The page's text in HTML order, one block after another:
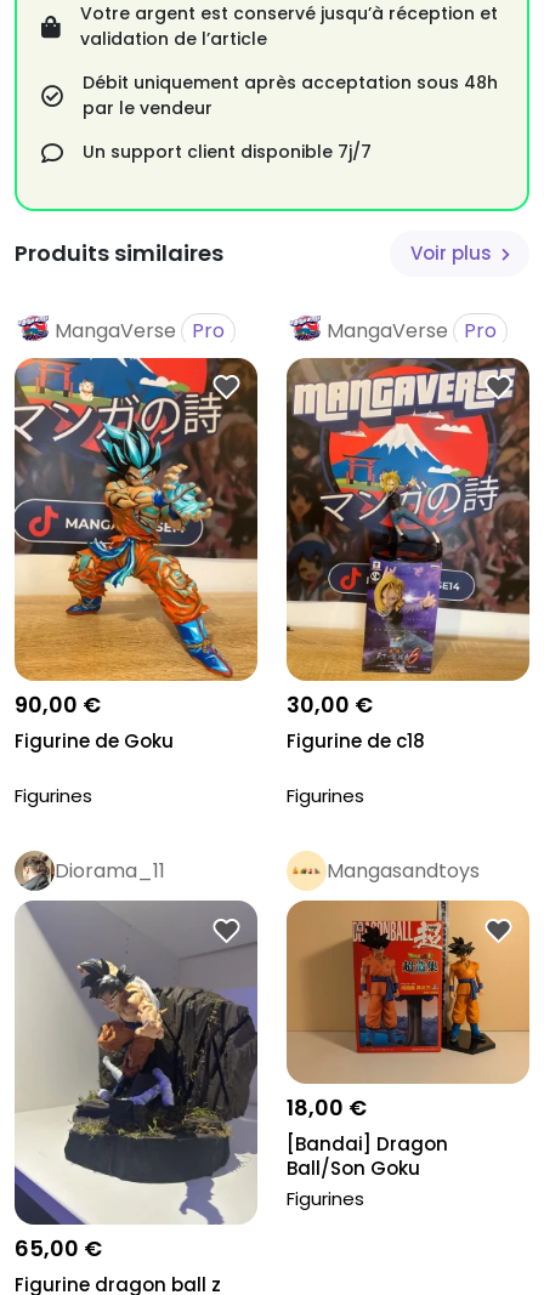
Votre argent est conservé jusqu’à réception et
validation de l’article
Débit uniquement après acceptation sous 48h
par le vendeur
Un support client disponible 7j/7
Produits similaires Voir plus
MangaVerse Pro
90,00 €
Figurine de Goku
Figurines
MangaVerse Pro
30,00 €
Figurine de c18
Figurines
Diorama_11
65,00 €
Figurine dragon ball z
Mangasandtoys
Pro
18,00 €
[Bandai] Dragon
Ball/Son Goku
Figurines